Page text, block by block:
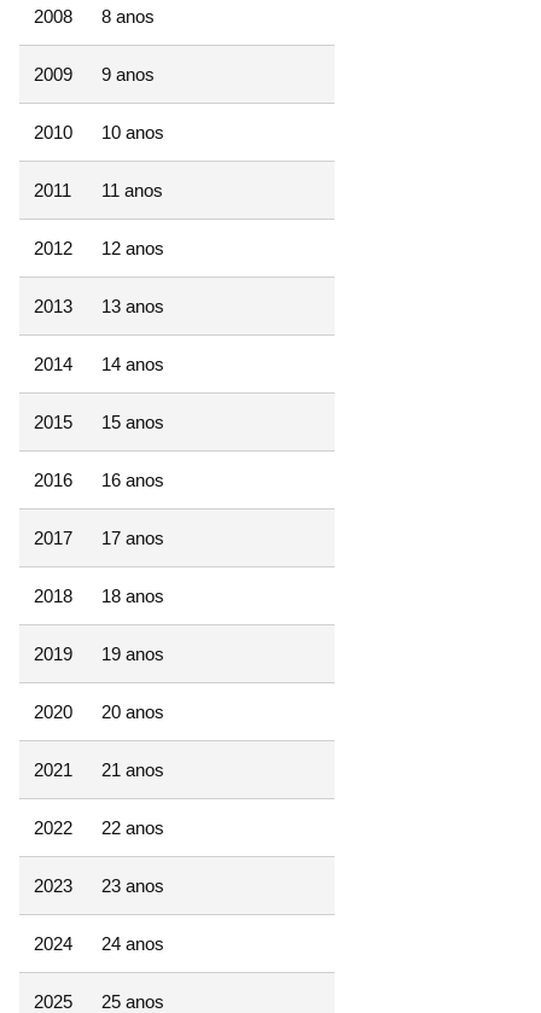
2008 8 anos
2009 9 anos
2010 10 anos
2011 11 anos
2012 12 anos
2013 13 anos
2014 14 anos
2015 15 anos
2016 16 anos
2017 17 anos
2018 18 anos
2019 19 anos
2020 20 anos
2021 21 anos
2022 22 anos
2023 23 anos
2024 24 anos
2025 25 anos